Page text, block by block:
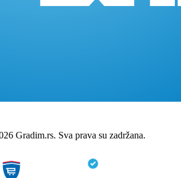
Gradim.rs. Sva prava su zadržana.